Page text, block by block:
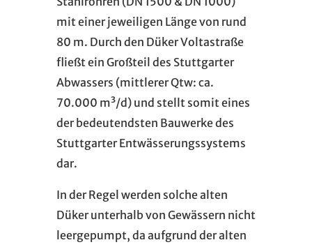
mit einer jeweiligen Länge von rund
80 m. Durch den Düker Voltastraße
fließt ein Großteil des Stuttgarter
Abwassers (mittlerer Qtw: ca.
70.000 m³/d) und stellt somit eines
der bedeutendsten Bauwerke des
Stuttgarter Entwässerungssystems
dar.
In der Regel werden solche alten
Düker unterhalb von Gewässern nicht
leergepumpt, da aufgrund der alten